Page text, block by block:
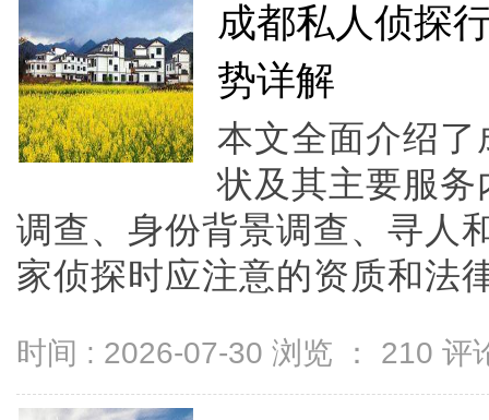
成都私人侦探
势详解
本文全面介绍
状及其主要服
调查、身份背景调查、寻人
家侦探时应注意的资质和法
时间 : 2026-07-30 浏览 ： 210 评